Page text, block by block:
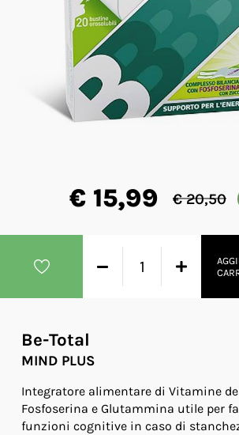
€ 15,99 € 20,50
Be-Total
MIND PLUS
Integratore alimentare di Vitamine
Fosfoserina e Glutammina utile per
funzioni cognitive in caso di